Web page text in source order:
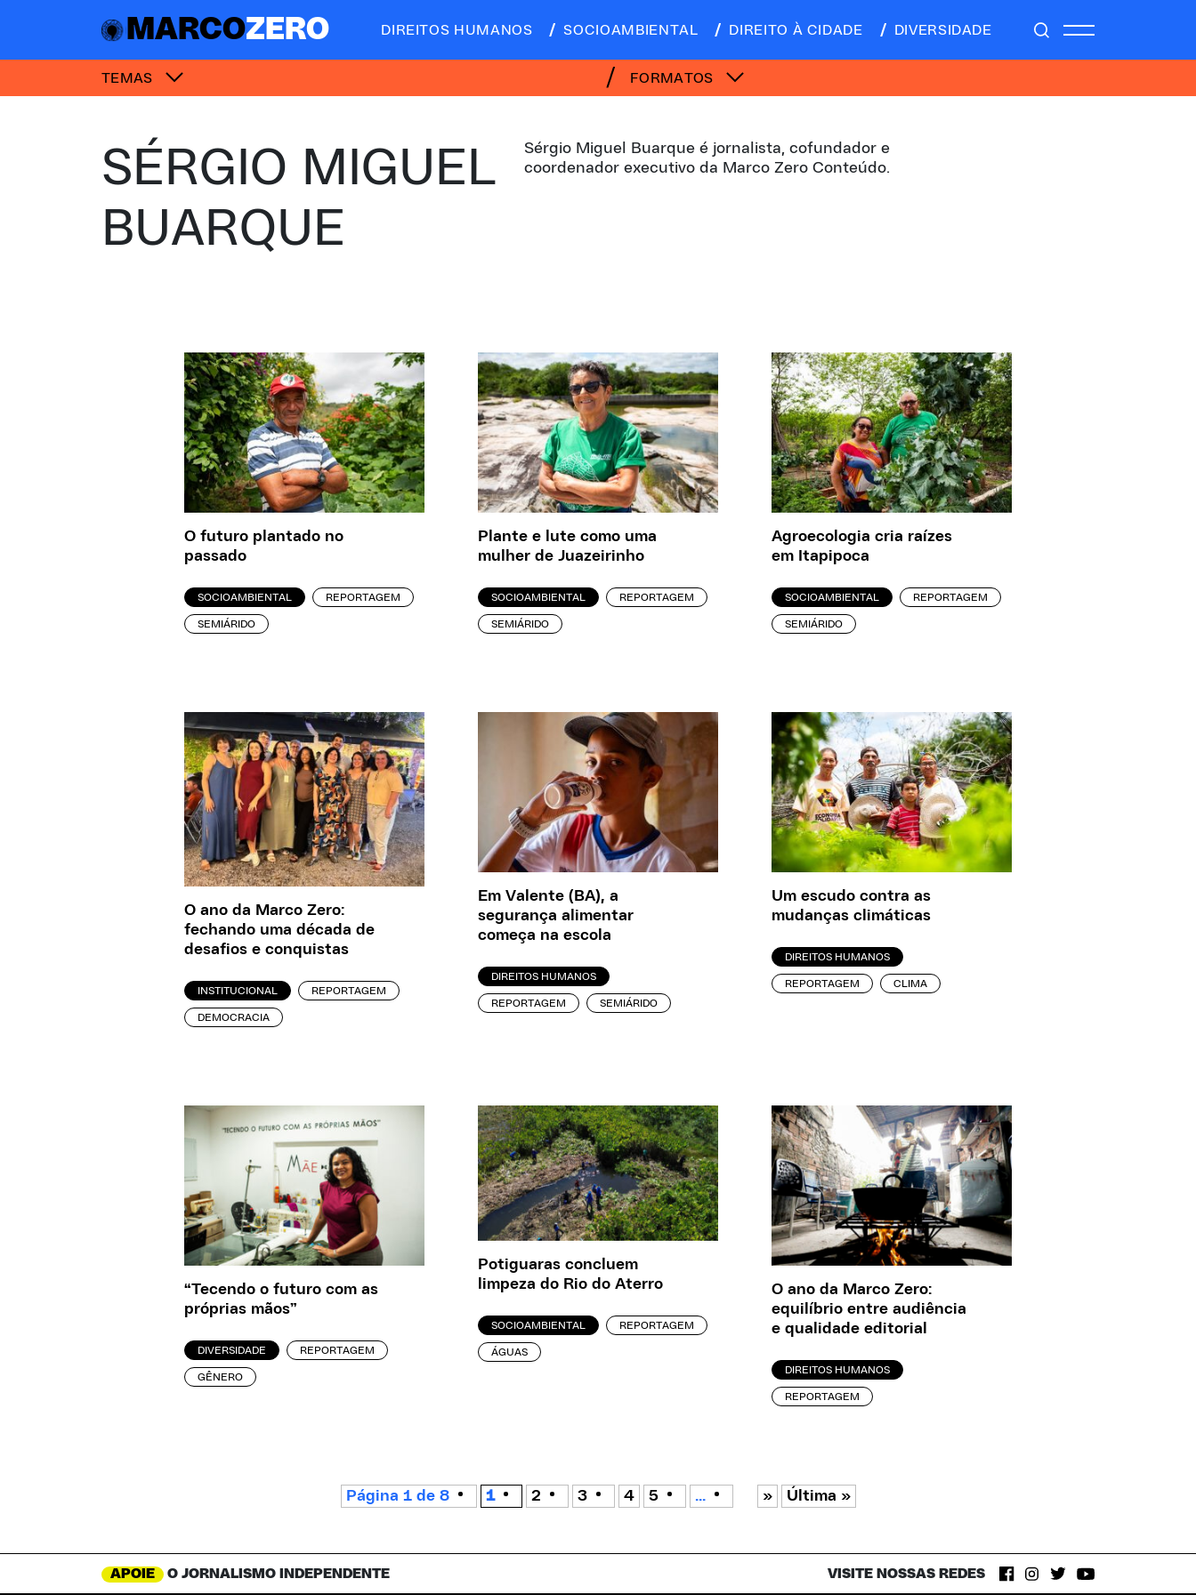
MARCOZERO DIREITOS HUMANOS SOCIOAMBIENTAL DIREITO À CIDADE DIVERSIDADE
TEMAS FORMATOS
SÉRGIO MIGUEL
BUARQUE
Sérgio Miguel Buarque é jornalista, cofundador e
coordenador executivo da Marco Zero Conteúdo.
O futuro plantado no
passado
SOCIOAMBIENTAL REPORTAGEM
SEMIÁRIDO
Plante e lute como uma
mulher de Juazeirinho
SOCIOAMBIENTAL REPORTAGEM
SEMIÁRIDO
Agroecologia cria raízes
em Itapipoca
SOCIOAMBIENTAL REPORTAGEM
SEMIÁRIDO
O ano da Marco Zero:
fechando uma década de
desafios e conquistas
INSTITUCIONAL REPORTAGEM
DEMOCRACIA
Em Valente (BA), a
segurança alimentar
começa na escola
DIREITOS HUMANOS
REPORTAGEM SEMIÁRIDO
Um escudo contra as
mudanças climáticas
DIREITOS HUMANOS
REPORTAGEM CLIMA
“Tecendo o futuro com as
próprias mãos”
DIVERSIDADE REPORTAGEM
GÊNERO
Potiguaras concluem
limpeza do Rio do Aterro
SOCIOAMBIENTAL REPORTAGEM
ÁGUAS
O ano da Marco Zero:
equilíbrio entre audiência
e qualidade editorial
DIREITOS HUMANOS
REPORTAGEM
Página 1 de 8 1 2 3 4 5 ... » Última »
APOIE O JORNALISMO INDEPENDENTE VISITE NOSSAS REDES